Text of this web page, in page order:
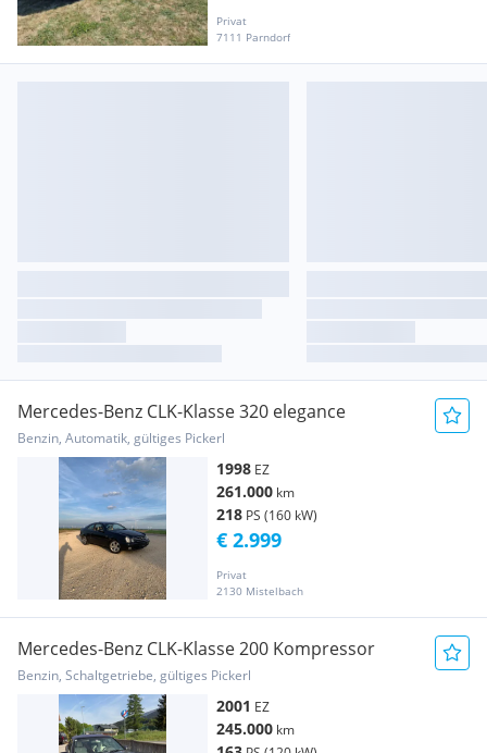
Privat
7111 Parndorf
Mercedes-Benz CLK-Klasse 320 elegance
Benzin, Automatik, gültiges Pickerl
1998 EZ
261.000 km
218 PS (160 kW)
Privat
2130 Mistelbach
€ 2.999
Mercedes-Benz CLK-Klasse 200 Kompressor
Benzin, Schaltgetriebe, gültiges Pickerl
2001 EZ
245.000 km